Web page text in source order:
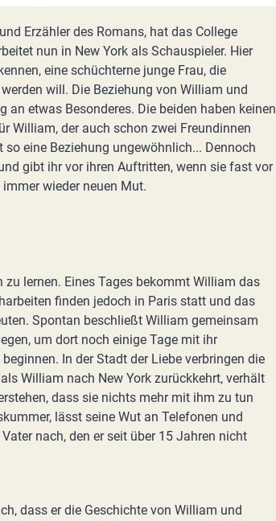
Erzähler des Romans, hat das College
nun in New York als Schauspieler. Hier
eine schüchterne junge Frau, die
will. Die Beziehung von William und
an etwas Besonderes. Die beiden haben keinen
William, der auch schon zwei Freundinnen
eine Beziehung ungewöhnlich... Dennoch
gibt ihr vor ihren Auftritten, wenn sie fast vor
wieder neuen Mut.
lernen. Eines Tages bekommt William das
finden jedoch in Paris statt und das
Spontan beschließt William gemeinsam
um dort noch einige Tage mit ihr
In der Stadt der Liebe verbringen die
William nach New York zurückkehrt, verhält
dass sie nichts mehr mit ihm zu tun
lässt seine Wut an Telefonen und
nach, den er seit über 15 Jahren nicht
dass er die Geschichte von William und